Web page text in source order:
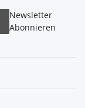
Newsletter
Abonnieren